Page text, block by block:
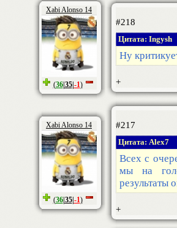
Xabi Alonso 14
(36| 35| -1)
#218
Цитата: Ingysh
Ну
+
Xabi Alonso 14
(36| 35| -1)
#217
Цитата: Alex7
Всех с
мы на
результаты
+